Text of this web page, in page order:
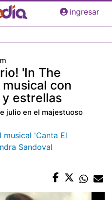
Pasar
al
principal
ingresar
'In The
con
estrellas
julio en el majestuoso
musical 'Canta El
Sandoval